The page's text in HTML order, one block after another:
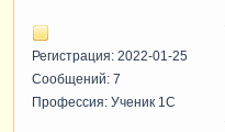
Регистрация: 2022-01-25
Сообщений: 7
Профессия: Ученик 1С